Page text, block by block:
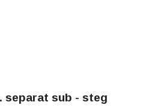
separat sub - steg